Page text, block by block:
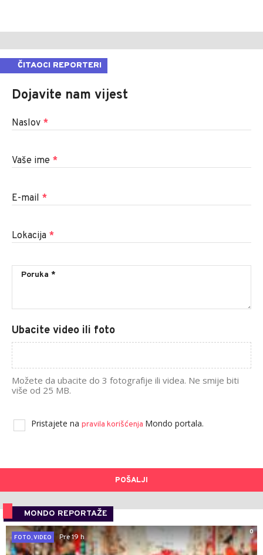
ČITAOCI REPORTERI
Dojavite nam vijest
Naslov *
Vaše ime *
E-mail *
Lokacija *
Ubacite video ili foto
Možete da ubacite do 3 fotografije ili videa. Ne smije biti
više od 25 MB.
Pristajete na pravila korišćenja Mondo portala.
POŠALJI
MONDO REPORTAŽE
0
FOTO, VIDEO
Pre 19 h